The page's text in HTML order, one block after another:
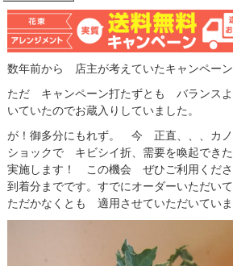
数年前から 店主が考えていたキャンペーン
ただ キャンペーン打たずとも バランス
いていたのでお蔵入りしていました。
が！御多分にもれず。 今 正直、、、カ
ショックで キビシイ折、需要を喚起で
実施します！ この機会 ぜひご利用くだ
到着分までです。すでにオーダーいただい
ただかなくとも 適用させていただいてい